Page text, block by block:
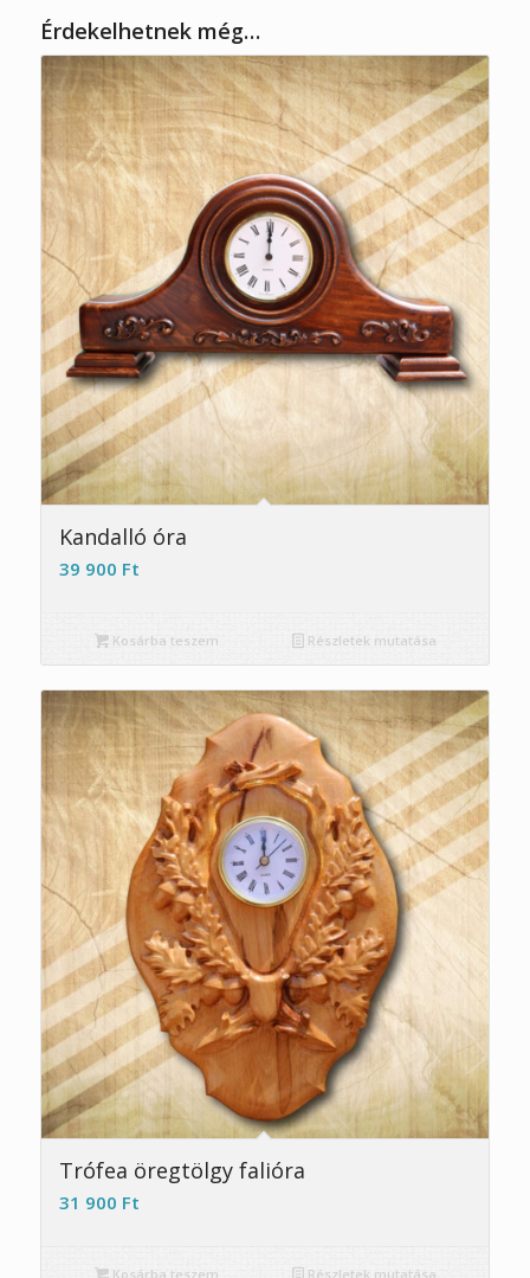
Érdekelhetnek még…
Kandalló óra
39 900 Ft
Kosárba teszem Részletek mutatása
Trófea öregtölgy falióra
31 900 Ft
Kosárba teszem Részletek mutatása